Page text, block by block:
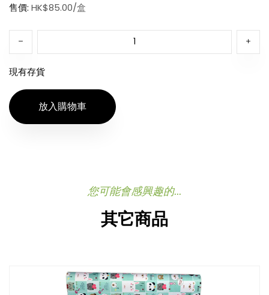
售價: HK$85.00/盒
現有存貨
放入購物車
您可能會感興趣的...
其它商品